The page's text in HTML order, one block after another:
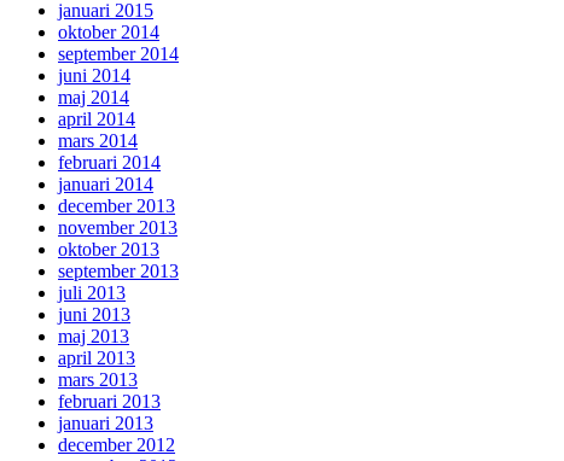
januari 2015
oktober 2014
september 2014
juni 2014
maj 2014
april 2014
mars 2014
februari 2014
januari 2014
december 2013
november 2013
oktober 2013
september 2013
juli 2013
juni 2013
maj 2013
april 2013
mars 2013
februari 2013
januari 2013
december 2012